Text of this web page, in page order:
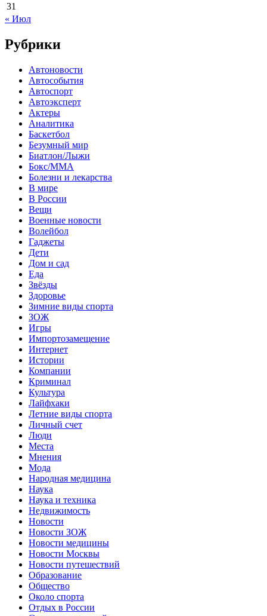
31
« Июл
Рубрики
Автоновости
Автособытия
Автоспорт
Автоэксперт
Актеры
Аналитика
Баскетбол
Безумный мир
Биатлон/Лыжи
Бокс/MMA
Болезни и лекарства
В мире
В России
Вещи
Военные новости
Волейбол
Гаджеты
Дети
Дом и сад
Еда
Звёзды
Здоровье
Зимние виды спорта
ЗОЖ
Игры
Импортозамещение
Интернет
Истории
Компании
Криминал
Культура
Лайфхаки
Летние виды спорта
Личный счет
Люди
Места
Мнения
Мода
Народная медицина
Наука
Наука и техника
Недвижимость
Новости
Новости ЗОЖ
Новости медицины
Новости Москвы
Новости путешествий
Образование
Общество
Около спорта
Отдых в России